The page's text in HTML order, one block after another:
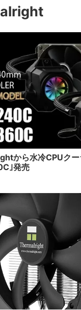
から水冷CPUク
｣発売